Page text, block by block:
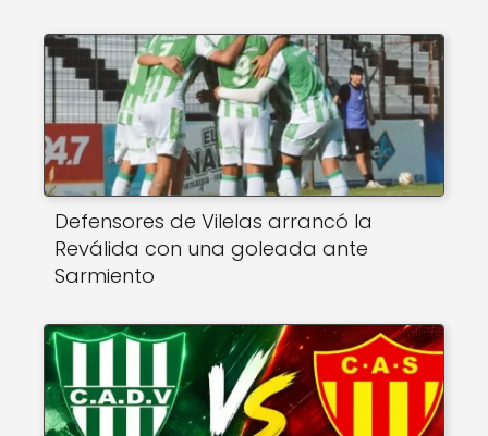
Defensores de Vilelas arrancó la
Reválida con una goleada ante
Sarmiento